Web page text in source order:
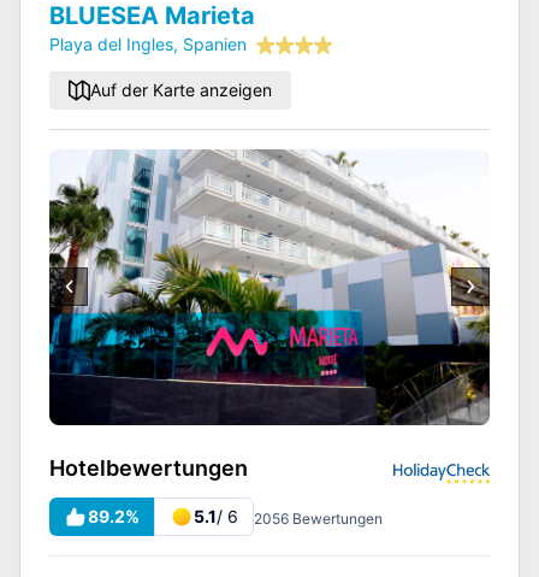
BLUESEA Marieta
Playa del Ingles, Spanien
Auf der Karte anzeigen
Hotelbewertungen
89.2% 5.1/ 6 2056 Bewertungen